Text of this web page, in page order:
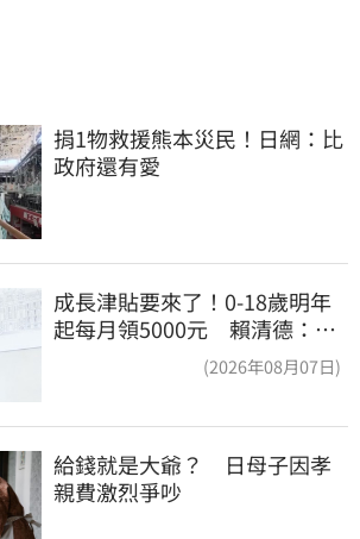
捐1物救援熊本災民！日網：比
政府還有愛
成長津貼要來了！0-18歲明年
起每月領5000元 賴清德：此
(2026年08月07日)
給錢就是大爺？　日母子因孝
親費激烈爭吵